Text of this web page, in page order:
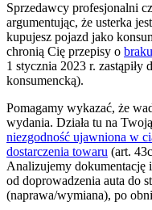
Sprzedawcy profesjonalni
argumentując, że usterka
kupujesz pojazd jako
chronią Cię przepisy o
1 stycznia 2023 r.
konsumencką).
Pomagamy wykazać, że
wydania. Działa tu na
niezgodność ujawniona w
dostarczenia towaru (art.
Analizujemy dokumentację
od doprowadzenia auta do
(naprawa/wymiana), po